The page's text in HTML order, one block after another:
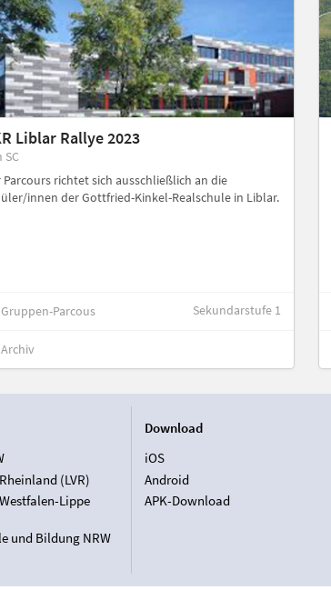
Liblar Rallye 2023
SC
Parcours richtet sich ausschließlich an die
innen der Gottfried-Kinkel-Realschule in Liblar.
Gruppen-Parcous Sekundarstufe 1
Archiv
(LVR)
Lippe
und Bildung NRW
Download
iOS
Android
APK-Download